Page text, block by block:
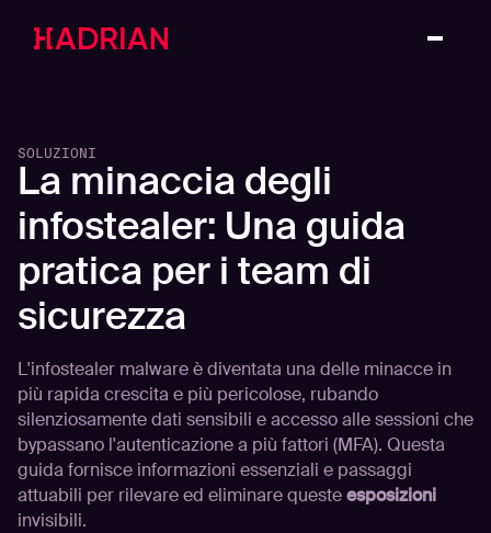
SOLUZIONI
La minaccia degli
infostealer: Una guida
pratica per i team di
sicurezza
L'infostealer malware è diventata una delle minacce in
più rapida crescita e più pericolose, rubando
silenziosamente dati sensibili e accesso alle sessioni che
bypassano l'autenticazione a più fattori (MFA). Questa
guida fornisce informazioni essenziali e passaggi
attuabili per rilevare ed eliminare questeesposizioni
invisibili.